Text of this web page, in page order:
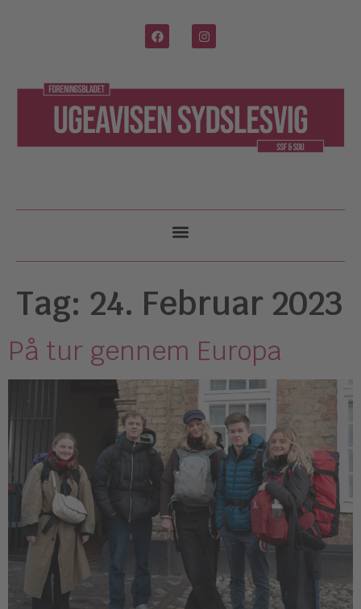
Tag: 24. Februar 2023
På tur gennem Europa